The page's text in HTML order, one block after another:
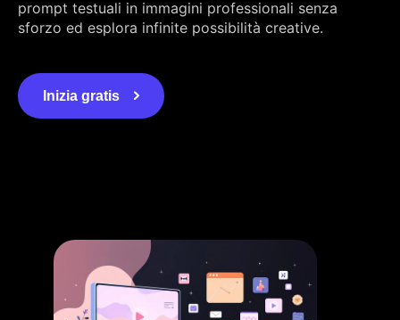
prompt testuali in immagini professionali senza
sforzo ed esplora infinite possibilità creative.
Inizia gratis